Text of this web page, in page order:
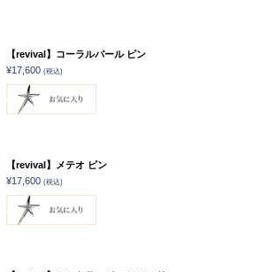
【revival】コーラルパール ピン
¥17,600 (税込)
【revival】メテオ ピン
¥17,600 (税込)